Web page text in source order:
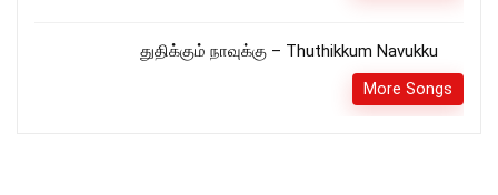
துதிக்கும் நாவுக்கு – Thuthikkum Navukku
More Songs